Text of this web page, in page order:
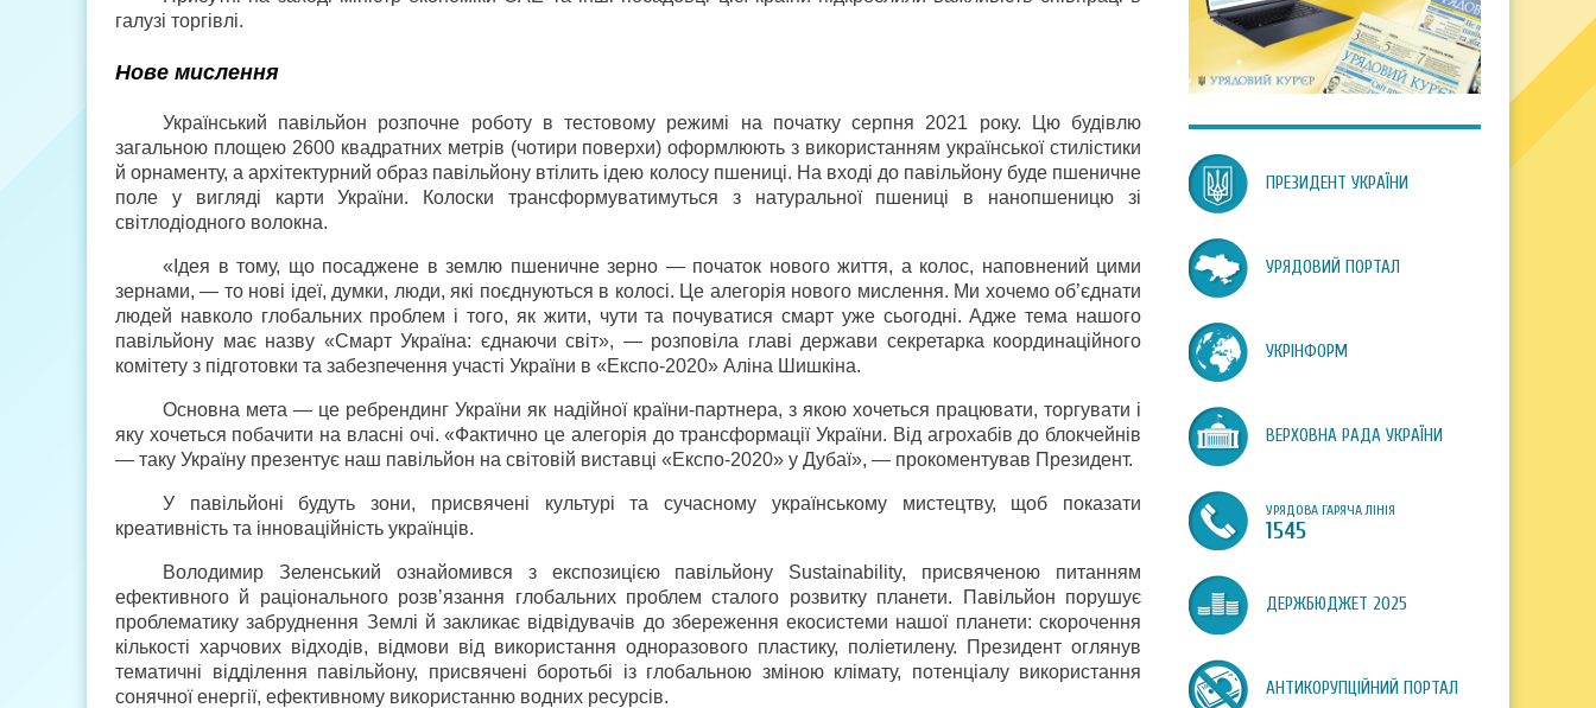
галузі торгівлі.
Нове мислення
Український павільйон розпочне роботу в тестовому режимі на початку серпня 2021 року. Цю будівлю
загальною площею 2600 квадратних метрів (чотири поверхи) оформлюють з використанням української стилістики
й орнаменту, а архітектурний образ павільйону втілить ідею колосу пшениці. На вході до павільйону буде пшеничне
поле у вигляді карти України. Колоски трансформуватимуться з натуральної пшениці в нанопшеницю зі
світлодіодного волокна.
«Ідея в тому, що посаджене в землю пшеничне зерно — початок нового життя, а колос, наповнений цими
зернами, — то нові ідеї, думки, люди, які поєднуються в колосі. Це алегорія нового мислення. Ми хочемо об’єднати
людей навколо глобальних проблем і того, як жити, чути та почуватися смарт уже сьогодні. Адже тема нашого
павільйону має назву «Смарт Україна: єднаючи світ», — розповіла главі держави секретарка координаційного
комітету з підготовки та забезпечення участі України в «Експо-2020» Аліна Шишкіна.
Основна мета — це ребрендинг України як надійної країни-партнера, з якою хочеться працювати, торгувати і
яку хочеться побачити на власні очі. «Фактично це алегорія до трансформації України. Від агрохабів до блокчейнів
— таку Україну презентує наш павільйон на світовій виставці «Експо-2020» у Дубаї», — прокоментував Президент.
У павільйоні будуть зони, присвячені культурі та сучасному українському мистецтву, щоб показати
креативність та інноваційність українців.
Володимир Зеленський ознайомився з експозицією павільйону Sustainability, присвяченою питанням
ефективного й раціонального розв’язання глобальних проблем сталого розвитку планети. Павільйон порушує
проблематику забруднення Землі й закликає відвідувачів до збереження екосистеми нашої планети: скорочення
кількості харчових відходів, відмови від використання одноразового пластику, поліетилену. Президент оглянув
тематичні відділення павільйону, присвячені боротьбі із глобальною зміною клімату, потенціалу використання
сонячної енергії, ефективному використанню водних ресурсів.
ПРЕЗИДЕНТ УКРАЇНИ
УРЯДОВИЙ ПОРТАЛ
УКРІНФОРМ
ВЕРХОВНА РАДА УКРАЇНИ
УРЯДОВА ГАРЯЧА ЛІНІЯ
1545
ДЕРЖБЮДЖЕТ 2025
АНТИКОРУПЦІЙНИЙ ПОРТАЛ